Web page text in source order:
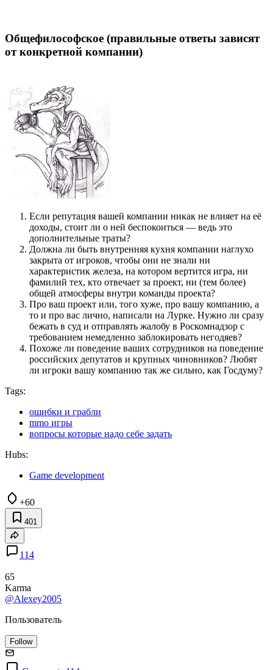
Общефилософское (правильные ответы зависят
от конкретной компании)
Если репутация вашей компании никак не влияет на её
доходы, стоит ли о ней беспокоиться — ведь это
дополнительные траты?
Должна ли быть внутренняя кухня компании наглухо
закрыта от игроков, чтобы они не знали ни
характеристик железа, на котором вертится игра, ни
фамилий тех, кто отвечает за проект, ни (тем более)
общей атмосферы внутри команды проекта?
Про ваш проект или, того хуже, про вашу компанию, а
то и про вас лично, написали на Лурке. Нужно ли сразу
бежать в суд и отправлять жалобу в Роскомнадзор с
требованием немедленно заблокировать негодяев?
Похоже ли поведение ваших сотрудников на поведение
российских депутатов и крупных чиновников? Любят
ли игроки вашу компанию так же сильно, как Госдуму?
Tags:
ошибки и грабли
mmo игры
вопросы которые надо себе задать
Hubs:
Game development
+60
401
114
65
Karma
@Alexey2005
Пользователь
Follow